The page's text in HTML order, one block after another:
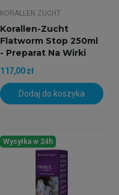
KORALLEN ZUCHT
Korallen-Zucht
Flatworm Stop 250ml
- Preparat Na Wirki
117,00 zł
Dodaj do koszyka
Wysyłka w 24h